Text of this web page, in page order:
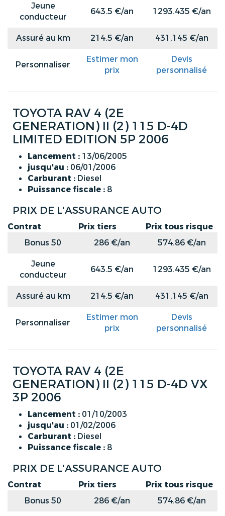
Jeune
conducteur
643.5 €/an 1293.435 €/an
Assuré au km 214.5 €/an 431.145 €/an
Personnaliser
Estimer mon
prix
Devis
personnalisé
TOYOTA RAV 4 (2E
GENERATION) II (2) 115 D-4D
LIMITED EDITION 5P 2006
Lancement : 13/06/2005
jusqu'au : 06/01/2006
Carburant : Diesel
Puissance fiscale : 8
PRIX DE L'ASSURANCE AUTO
Contrat Prix tiers
Prix tous risque
Bonus 50
286 €/an
574.86 €/an
Jeune
conducteur
643.5 €/an 1293.435 €/an
Assuré au km 214.5 €/an 431.145 €/an
Personnaliser
Estimer mon
prix
Devis
personnalisé
TOYOTA RAV 4 (2E
GENERATION) II (2) 115 D-4D VX
3P 2006
Lancement : 01/10/2003
jusqu'au : 01/02/2006
Carburant : Diesel
Puissance fiscale : 8
PRIX DE L'ASSURANCE AUTO
Contrat Prix tiers
Prix tous risque
Bonus 50
286 €/an
574.86 €/an